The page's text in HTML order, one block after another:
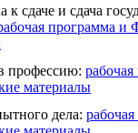
к сдаче и сдача
программа
профессию:
материалы
дела: